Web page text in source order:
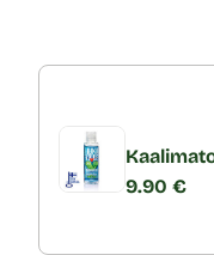
9.90 €